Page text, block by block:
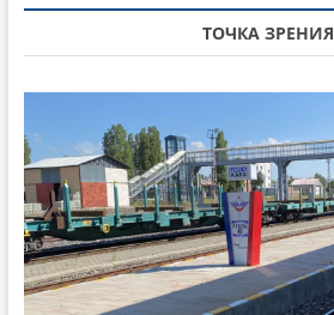
v
i
g
a
t
i
o
n
т
ь
я
:
ТОЧКА ЗРЕНИЯ